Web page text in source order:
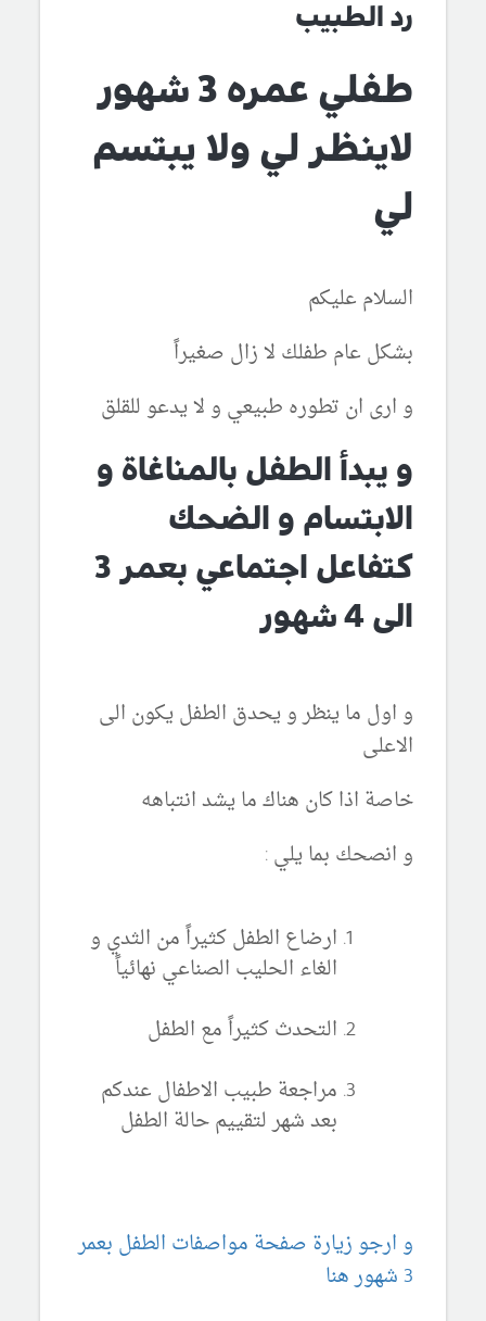
رد الطبيب
طفلي عمره 3 شهور
لاينظر لي ولا يبتسم
لي
السلام عليكم
بشكل عام طفلك لا زال صغيراً
و ارى ان تطوره طبيعي و لا يدعو للقلق
و يبدأ الطفل بالمناغاة و
الابتسام و الضحك
كتفاعل اجتماعي بعمر 3
الى 4 شهور
و اول ما ينظر و يحدق الطفل يكون الى
الاعلى
خاصة اذا كان هناك ما يشد انتباهه
و انصحك بما يلي :
ارضاع الطفل كثيراً من الثدي و
الغاء الحليب الصناعي نهائياً
التحدث كثيراً مع الطفل
مراجعة طبيب الاطفال عندكم
بعد شهر لتقييم حالة الطفل
و ارجو زيارة صفحة مواصفات الطفل بعمر
3 شهور هنا